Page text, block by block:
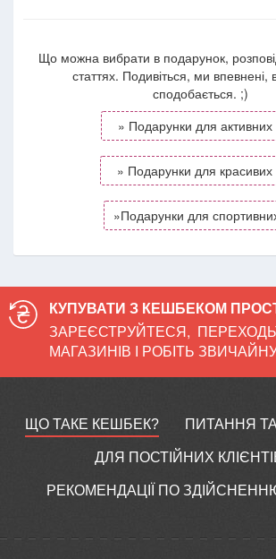
Що можна вибрати в подарунок,
статтях. Подивіться, ми
сподобається. ;)
» Подарунки для активних
» Подарунки для красивих
»Подарунки для
КУПУВАТИ З КЕШБЕКОМ
ЗАРЕЄСТРУЙТЕСЯ,
МАГАЗИНІВ І РОБІТЬ
ЩО ТАКЕ КЕШБЕК? ПИТАННЯ ТА
ДЛЯ ПОСТІЙНИХ
РЕКОМЕНДАЦІЇ ПО